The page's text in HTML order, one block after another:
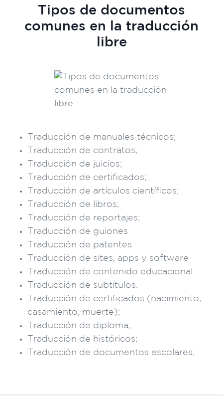
Tipos de documentos
comunes en la traducción
libre
Traducción de manuales técnicos;
Traducción de contratos;
Traducción de juicios;
Traducción de certificados;
Traducción de artículos científicos;
Traducción de libros;
Traducción de reportajes;
Traducción de guiones
Traducción de patentes
Traducción de sites, apps y software
Traducción de contenido educacional
Traducción de subtítulos.
Traducción de certificados (nacimiento,
casamiento, muerte);
Traducción de diploma;
Traducción de históricos;
Traducción de documentos escolares;